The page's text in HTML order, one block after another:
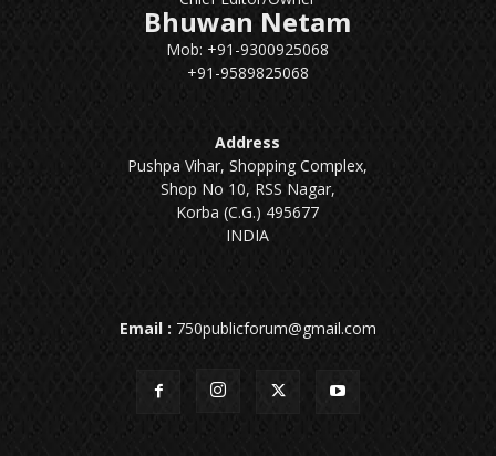
Bhuwan Netam
Mob: +91-9300925068
+91-9589825068
Address
Pushpa Vihar, Shopping Complex,
Shop No 10, RSS Nagar,
Korba (C.G.) 495677
INDIA
Email : 750publicforum@gmail.com